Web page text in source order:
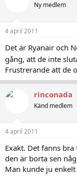
Ny medlem
4 april 2011
Det är Ryanair och
gång, att de inte
Frustrerande att de
rinconada
Känd medlem
4 april 2011
Exakt. Det fanns
den är borta sen
Man kunde ju